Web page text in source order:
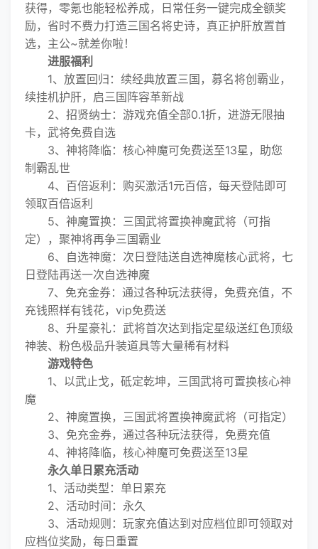
获得，零氪也能轻松养成，日常任务一键完成全额奖
励，省时不费力打造三国名将史诗，真正护肝放置首
选，主公~就差你啦！
进服福利
1、放置回归：续经典放置三国，募名将创霸业，
续挂机护肝，启三国阵容革新战
2、招贤纳士：游戏充值全部0.1折，进游无限抽
卡，武将免费自选
3、神将降临：核心神魔可免费送至13星，助您
制霸乱世
4、百倍返利：购买激活1元百倍，每天登陆即可
领取百倍返利
5、神魔置换：三国武将置换神魔武将（可指
定），聚神将再争三国霸业
6、自选神魔：次日登陆送自选神魔核心武将，七
日登陆再送一次自选神魔
7、免充金券：通过各种玩法获得，免费充值，不
充钱照样有钱花，vip免费送
8、升星豪礼：武将首次达到指定星级送红色顶级
神装、粉色极品升装道具等大量稀有材料
游戏特色
1、以武止戈，砥定乾坤，三国武将可置换核心神
魔
2、神魔置换，三国武将置换神魔武将（可指定）
3、免充金券，通过各种玩法获得，免费充值
4、神将降临，核心神魔可免费送至13星
永久单日累充活动
1、活动类型：单日累充
2、活动时间：永久
3、活动规则：玩家充值达到对应档位即可领取对
应档位奖励，每日重置